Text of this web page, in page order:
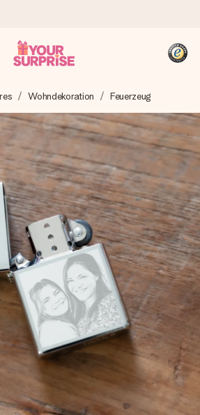
sorgfältig vor und schicken es
es genau zum richtigen Zeitpunkt
es am meisten zählt.
+15.000 Bewertungen)
Kunden bewerten uns mit
(Gesamtergebnis aller Länder, in
- 17:00 Uhr
: 8:30 - 13:00 Uhr
Wohndekoration Feuerzeug